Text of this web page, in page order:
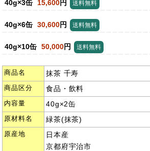
40g×3缶 15,600円 送料無料
40g×6缶 30,600円 送料無料
40g×10缶 50,000円 送料無料
商品名 抹茶 千寿
商品区分 食品・飲料
内容量 40g×2缶
原材料名 緑茶(抹茶)
原産地
日本産
京都府宇治市